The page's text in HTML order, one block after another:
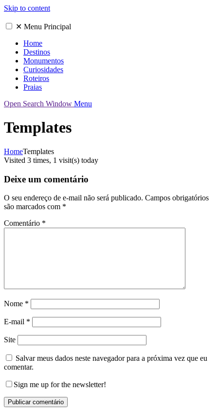
Skip to content
✕ Menu Principal
Home
Destinos
Monumentos
Curiosidades
Roteiros
Praias
Open Search Window Menu
Templates
HomeTemplates
Visited 3 times, 1 visit(s) today
Deixe um comentário
O seu endereço de e-mail não será publicado. Campos obrigatórios
são marcados com *
Comentário *
Nome *
E-mail *
Site
Salvar meus dados neste navegador para a próxima vez que eu
comentar.
Sign me up for the newsletter!